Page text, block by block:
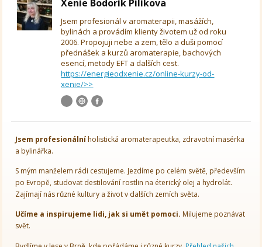
Xenie Bodorík Pilíkova
Jsem profesionál v aromaterapii, masážích,
bylinách a provádím klienty životem už od roku
2006. Propojuji nebe a zem, tělo a duši pomocí
přednášek a kurzů aromaterapie, bachových
esencí, metody EFT a dalších cest.
https://energieodxenie.cz/online-kurzy-od-
xenie/>>
Jsem profesionálníholistická aromaterapeutka, zdravotní masérka
a bylinářka.
S mým manželem rádi cestujeme. Jezdíme po celém světě, především
po Evropě, studovat destilování rostlin na éterický olej a hydrolát.
Zajímají nás různé kultury a život v dalších zemích světa.
Učíme a inspirujeme lidi, jak si umět pomoci. Milujeme poznávat
svět.